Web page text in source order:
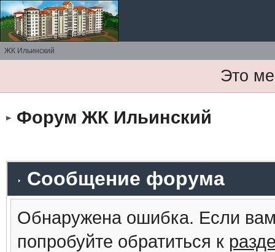
ЖК Ильинский
Это
Форум ЖК Ильинский
Сообщение форума
Обнаружена ошибка. Если
попробуйте обратиться к